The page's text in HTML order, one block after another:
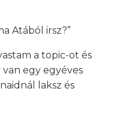
Atából irsz?”
a topic-ot és
egy egyéves
laksz és